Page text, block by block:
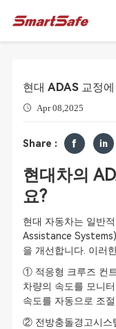
현대 ADAS 교정
Apr 08,2025
Share :
현대차의
요?
현대 자동차는 일반
Assistance
을 개선합니다. 이러
① 적응형 크루즈 컨
차량의 속도를 모니
속도를 자동으로 조절
② 전방충돌경고시스